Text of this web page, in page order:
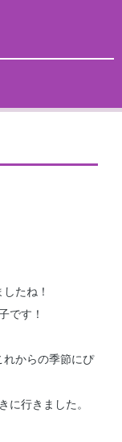
したね！
です！
れからの季節にぴ
に行きました。